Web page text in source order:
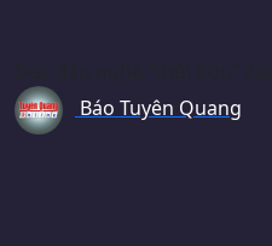
Báo Tuyên Quang